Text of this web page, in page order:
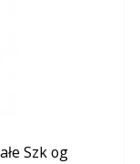
Szk og